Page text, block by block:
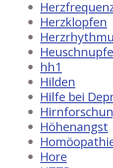
Herzklopfen
hh1
Hilden
Hilfe bei
Höhenangst
Hore